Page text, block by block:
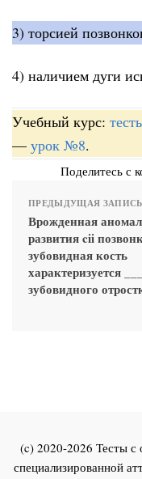
3) торсией
4) наличием дуги
Учебный курс:
— урок №8.
Поделитесь с
ПРЕДЫДУЩАЯ ЗАПИСЬ
Врожденная
развития cii
зубовидная кость
характеризуется
зубовидного
(c) 2020-2026 Тесты с
специализированной